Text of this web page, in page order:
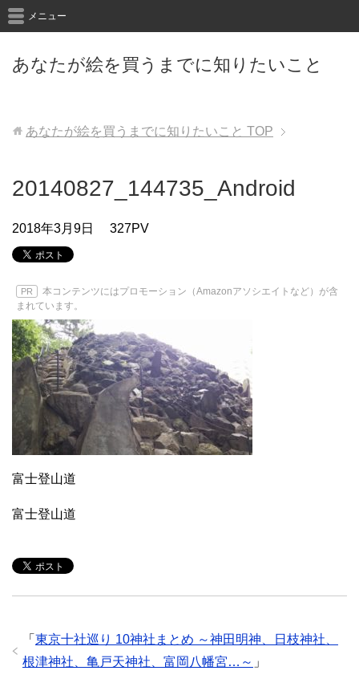
あなたが絵を買うまでに知りたいこと
メニュー
あなたが絵を買うまでに知りたいこと TOP
20140827_144735_Android
2018年3月9日 327PV
PR
本コンテンツにはプロモーション（Amazonアソシエイトなど）が含
まれています。
富士登山道
富士登山道
「 東京十社巡り 10神社まとめ ～神田明神、日枝神社、
根津神社、亀戸天神社、富岡八幡宮…～ 」